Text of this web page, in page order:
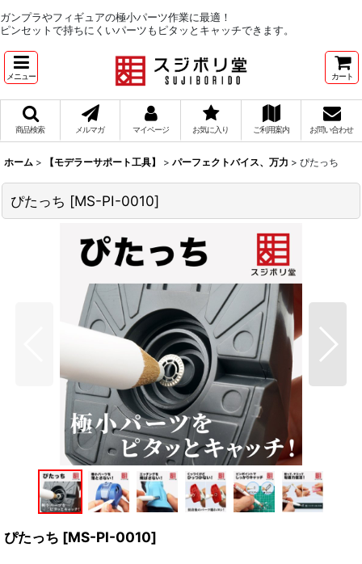
ガンプラやフィギュアの極小パーツ作業に最適！
ピンセットで持ちにくいパーツもピタッとキャッチできます。
メニュー カート
商品検索 メルマガ マイページ お気に入り ご利用案内 お問い合わせ
ホーム > 【モデラーサポート工具】 > パーフェクトバイス、万力 > ぴたっち
ぴたっち [MS-PI-0010]
ぴたっち [MS-PI-0010]